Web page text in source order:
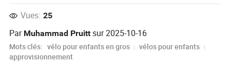
Vues: 25
Par Muhammad Pruitt sur2025-10-16
Mots clés: vélo pour enfants en gros
vélos pour enfants
approvisionnement